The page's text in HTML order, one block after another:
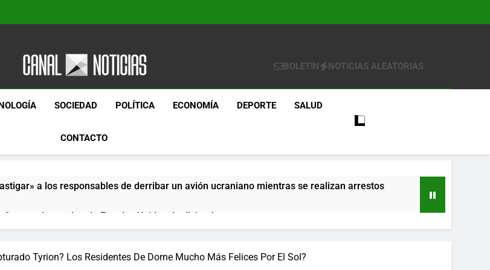
Canal Noticias
Canal Noticias
BOLETÍN NOTICIAS ALEATORIAS
SOCIEDAD POLÍTICA ECONOMÍA DEPORTE SALUD
CONTACTO
a los responsables de derribar un avión ucraniano mientras se realizan arrestos
de empleo de Estados Unidos de diciembre
Tyrion? Los Residentes De Dorne Mucho Más Felices Por El Sol?